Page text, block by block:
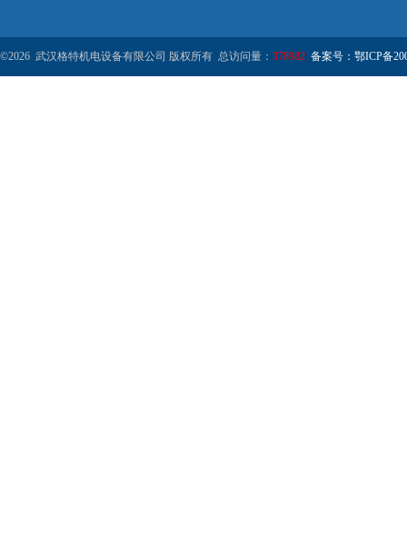
©2026 武汉格特机电设备有限公司 版权所有 总访问量： 378982 备案号：鄂ICP备